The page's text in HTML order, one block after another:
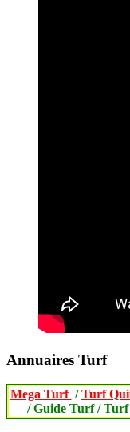
Annuaires Turf
Mega Turf /Turf
/Guide Turf/Turf